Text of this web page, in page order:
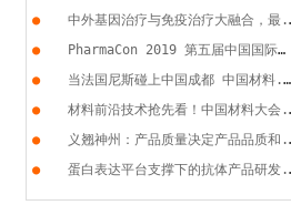
●
中外基因治疗与免疫治疗大融合，最...
●
PharmaCon 2019 第五届中国国际化...
●
当法国尼斯碰上中国成都 中国材料...
●
材料前沿技术抢先看！中国材料大会...
●
义翘神州：产品质量决定产品品质和...
●
蛋白表达平台支撑下的抗体产品研发...